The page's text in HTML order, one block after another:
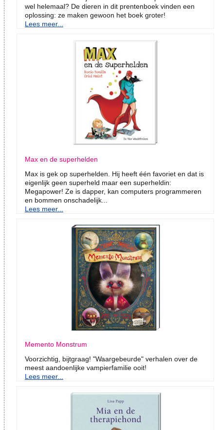
wel helemaal? De dieren in dit prentenboek vinden een
oplossing: ze maken gewoon het boek groter!
Lees meer...
Max en de superhelden
Max is gek op superhelden. Hij heeft één favoriet en dat is
eigenlijk geen superheld maar een superheldin:
Megapower! Ze is dapper, kan computers programmeren
en bommen onschadelijk...
Lees meer...
Memento Monstrum
Voorzichtig, bijtgraag! "Waargebeurde" verhalen over de
meest aandoenlijke vampierfamilie ooit!
Lees meer...